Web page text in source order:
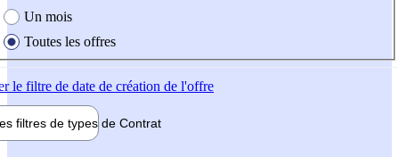
Un mois
Toutes les offres
le filtre de date de création de l'offre
filtres de types de Contrat